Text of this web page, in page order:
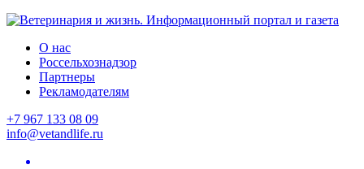
О нас
Россельхознадзор
Партнеры
Рекламодателям
+7 967 133 08 09
info@vetandlife.ru